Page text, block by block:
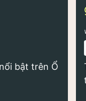
bật trên Ổ